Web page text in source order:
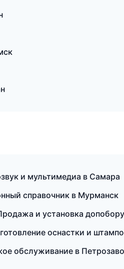
и мультимедиа в Самара
справочник в Мурманск
и установка
оснастки и
обслуживание в